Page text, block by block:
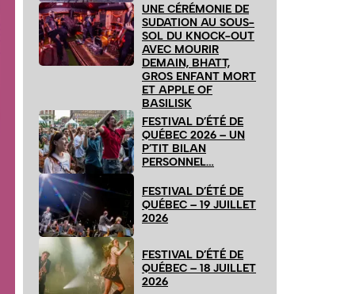
UNE CÉRÉMONIE DE
SUDATION AU SOUS-
SOL DU KNOCK-OUT
AVEC MOURIR
DEMAIN, BHATT,
GROS ENFANT MORT
ET APPLE OF
BASILISK
FESTIVAL D’ÉTÉ DE
QUÉBEC 2026 – UN
P’TIT BILAN
PERSONNEL…
FESTIVAL D’ÉTÉ DE
QUÉBEC – 19 JUILLET
2026
FESTIVAL D’ÉTÉ DE
QUÉBEC – 18 JUILLET
2026